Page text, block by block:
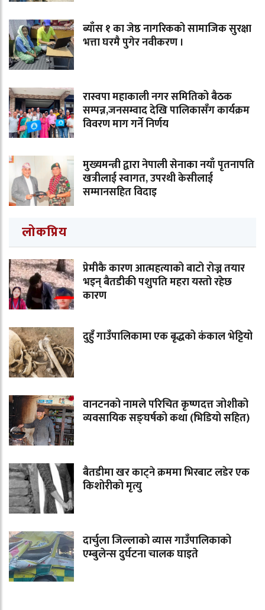
ब्याँस १ का जेष्ठ नागरिकको सामाजिक सुरक्षा
भत्ता घरमै पुगेर नवीकरण ।
रास्वपा महाकाली नगर समितिको बैठक
सम्पन्न,जनसम्वाद देखि पालिकासँग कार्यक्रम
विवरण माग गर्ने निर्णय
मुख्यमन्त्री द्वारा नेपाली सेनाका नयाँ पृतनापति
खत्रीलाई स्वागत, उपरथी केसीलाई
सम्मानसहित विदाइ
लोकप्रिय
प्रेमीकै कारण आत्महत्याको बाटो रोज्न तयार
भइन् बैतडीकी पशुपति महरा यस्तो रहेछ
कारण
दुहुँ गाउँपालिकामा एक बृद्धको कंकाल भेट्टियो
वानटनको नामले परिचित कृष्णदत्त जोशीको
व्यवसायिक सङ्घर्षको कथा (भिडियो सहित)
बैतडीमा खर काट्ने क्रममा भिरबाट लडेर एक
किशोरीको मृत्यु
दार्चुला जिल्लाको व्यास गाउँपालिकाको
एम्बुलेन्स दुर्घटना चालक घाइते